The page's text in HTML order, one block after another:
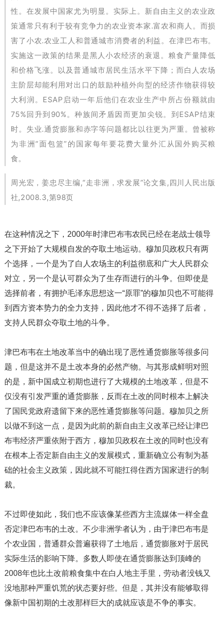
性。在发展中国家尤为明显。实际上。新自由主义的农业政
策通常只有利于较有竞争力的农业资本家.富农和商人。而损
害了小农.农业工人和普通城市消费者的利益。在津巴布韦。
实施这一政策的结果是黑人小农经济的衰退。粮食产量降低
和价格飞涨。以及普通城市居民生活水平下降；而白人农场
主阶层却能利用对出口的鼓励种植外向型的经济作物获得较
大利润。ESAP启动一年后他们在农业生产中所占份额就由
75%回升到90%。种族间矛盾因而更加尖锐。到ESAP结束
时。失业.通货膨胀和赤字等问题都比以往更为严重。曾被称
为非洲“面包篮”的国家每年要花费大量外汇从国外购买粮
食。
周光宏，姜忠尽主编,“走非洲，求发展”论文集,四川人民出版
社,2008.3,第98页
在这种情况之下，2000年时津巴布韦农民已经在老战士领导
之下开始了大规模自发的夺取土地运动。穆加贝政权只有两
个选择，一个是为了白人农场主的利益彻底和广大人民群众
对立，另一个是认可群众为了生存而进行的斗争。但即使是
选择前者，有拥护毛泽东思想这一“原罪”的穆加贝也不可能得
到西方资本势力的全力支持，因此他才不得不选择了后者，
支持人民群众夺取土地的斗争。
津巴布韦在土地改革当中的确出现了恶性通货膨胀等很多问
题，但是这并不是土改本身的必然产物。与其形成鲜明对照
的是，新中国成立初期也进行了大规模的土地改革，但是不
仅没有引发严重的通货膨胀，反而在土改的同时根本上解决
了国民党政府遗留下来的恶性通货膨胀等问题。穆加贝之所
以做不到这一点，是因为此前的新自由主义改革已经让津巴
布韦经济严重依附于西方，穆加贝政权在土改的同时也没有
在根本上否定新自由主义的发展模式，重新确立公有制为基
础的社会主义政策，因此就不可能扛得住西方国家进行的制
裁。
不过即使如此，我们也不应该像某些西方主流媒体一样全盘
否定津巴布韦的土改。不少非洲学者认为，由于津巴布韦是
个农业国，普通群众普遍获得了土地后，通货膨胀对于居民
实际生活的影响下降。多数人即使在通货膨胀达到顶峰的
2008年也比土改前粮食集中在白人地主手里，劳动者没钱又
没地那种严重饥荒的状态要好些。但是，其并没有能够取得
像新中国初期的土改那样巨大的成就应该是不争的事实。